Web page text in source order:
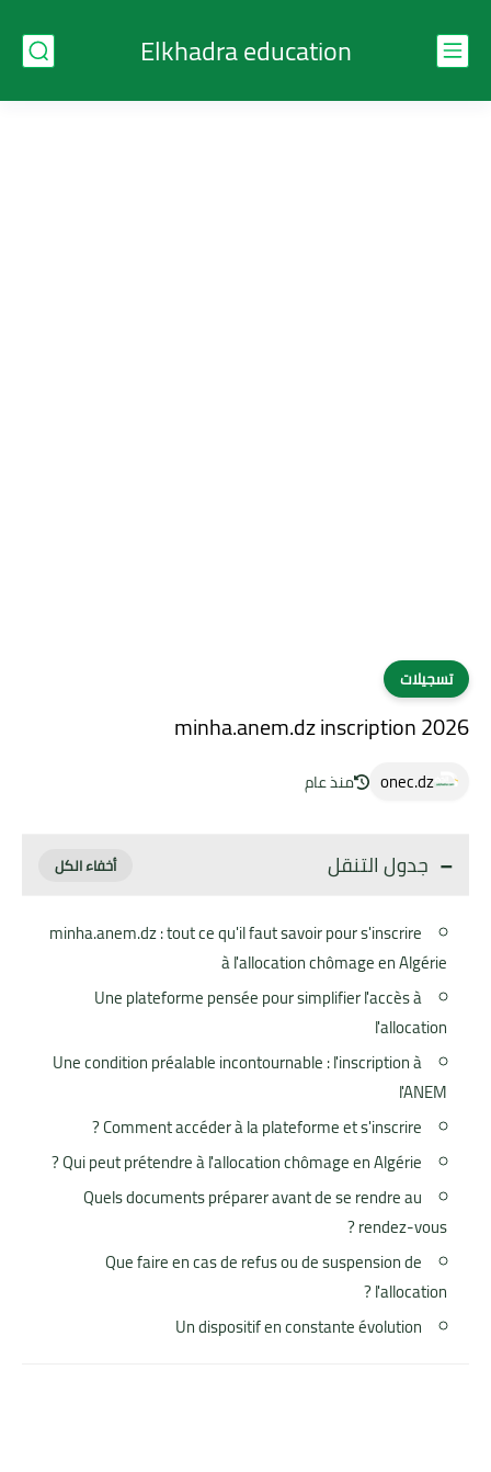
Elkhadra education
تسجيلات
minha.anem.dz inscription 2026
onec.dz منذ عام
جدول التنقل
minha.anem.dz : tout ce qu'il faut savoir pour s'inscrire
à l'allocation chômage en Algérie
Une plateforme pensée pour simplifier l'accès à
l'allocation
Une condition préalable incontournable : l'inscription à
l'ANEM
Comment accéder à la plateforme et s'inscrire ?
Qui peut prétendre à l'allocation chômage en Algérie ?
Quels documents préparer avant de se rendre au
rendez-vous ?
Que faire en cas de refus ou de suspension de
l'allocation ?
Un dispositif en constante évolution